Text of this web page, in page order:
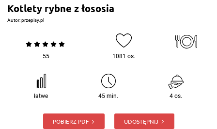
Kotlety rybne z łososia
Autor:przepisy.pl
55 1081 os.
łatwe 45 min. 4 os.
POBIERZ PDF UDOSTĘPNIJ